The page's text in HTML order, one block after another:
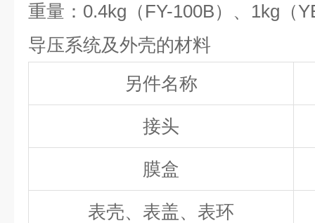
重量：0.4kg（FY-100B）、1kg（
导压系统及外壳的材料
另件名称
接头
膜盒
表壳、表盖、表环